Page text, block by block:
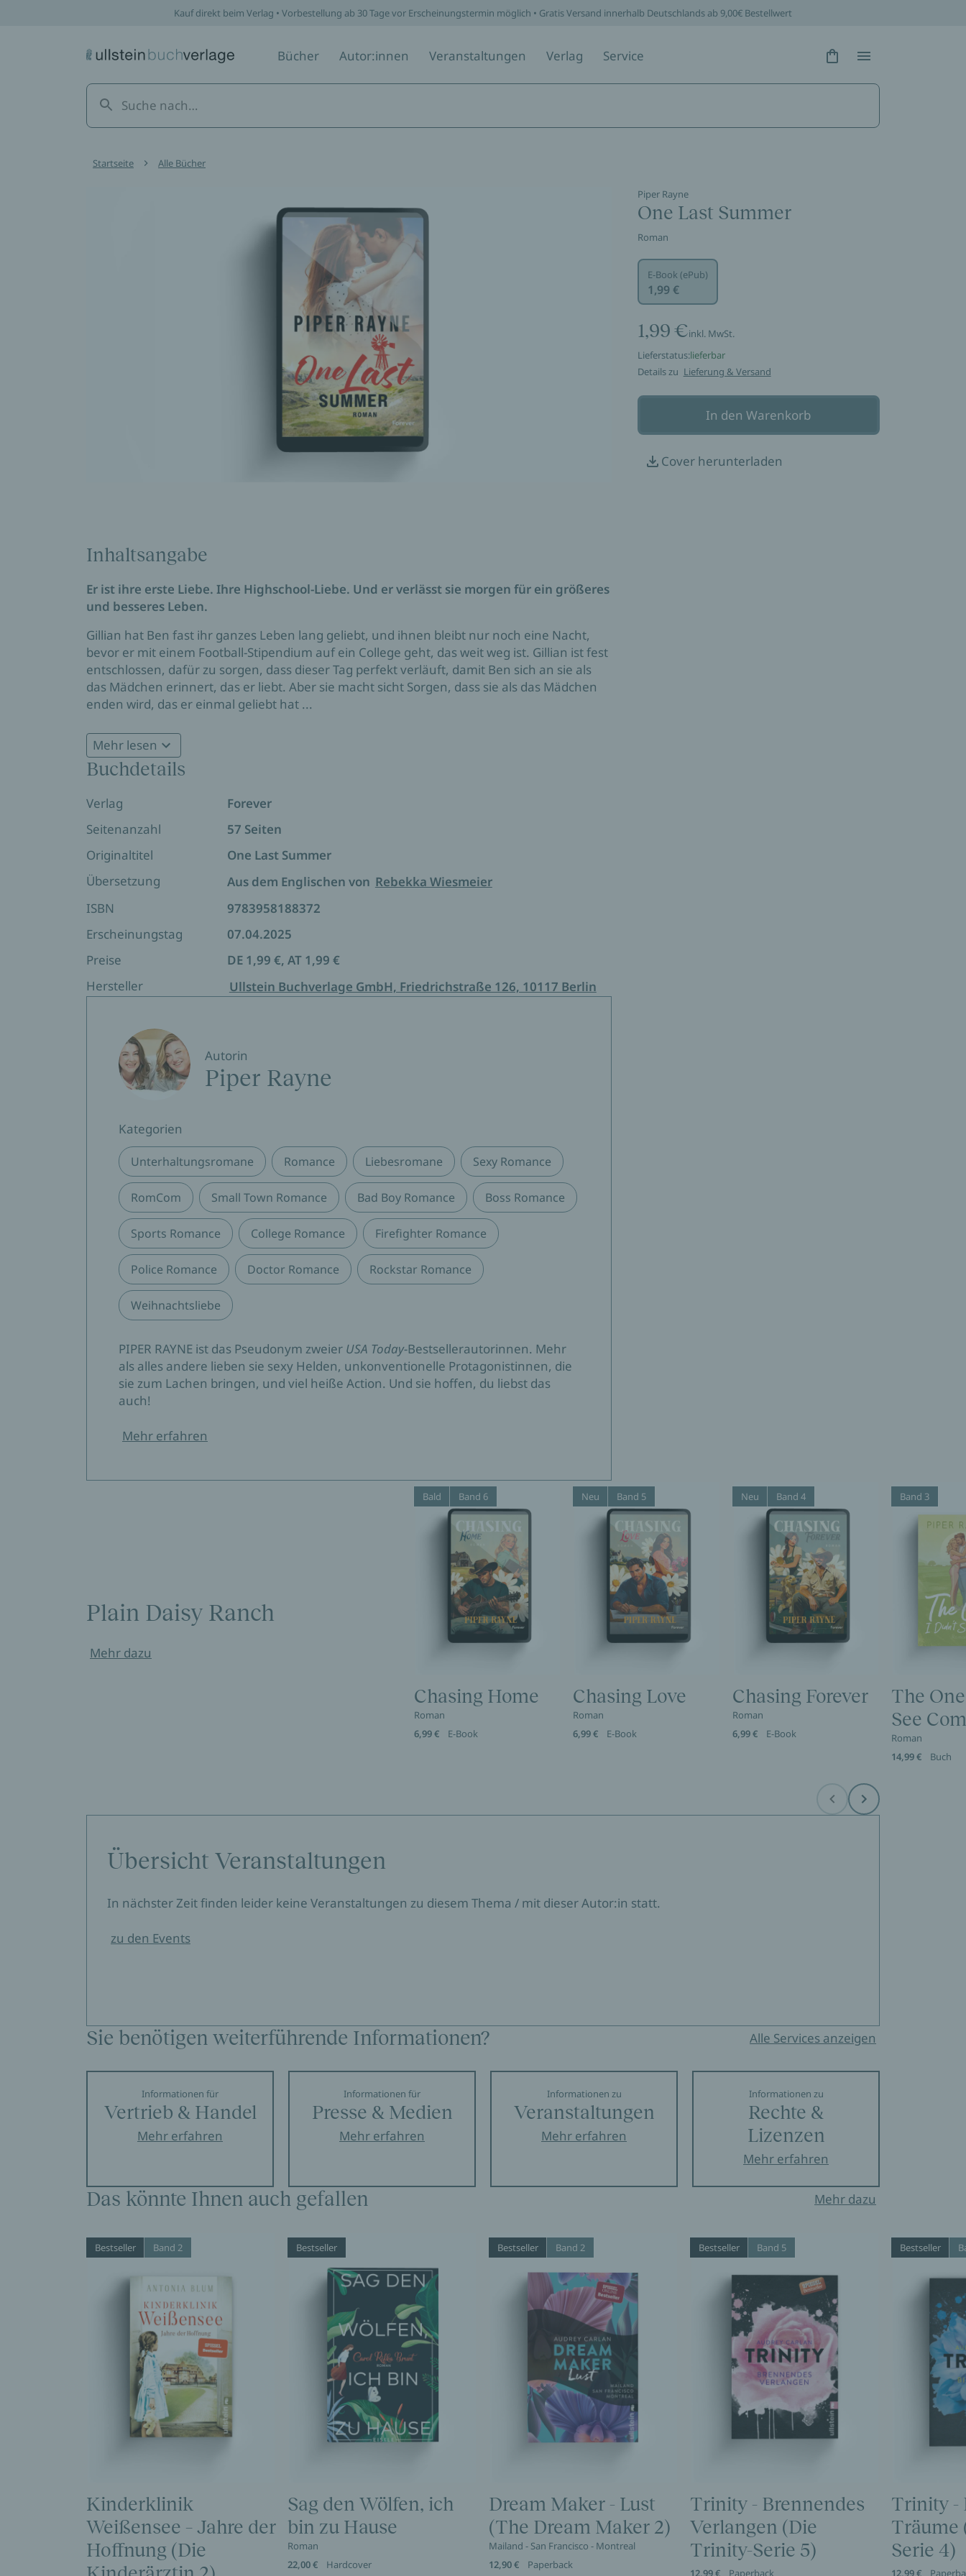
Kauf direkt beim Verlag • Vorbestellung ab 30 Tage vor Erscheinungstermin möglich • Gratis Versand innerhalb Deutschlands ab 9,00€ Bestellwert
Bücher Autor:innen Veranstaltungen Verlag Service Hidden Text
Hidden Text
Startseite Alle Bücher
Piper Rayne
One Last Summer
Roman
E-Book (ePub)
1,99 €
1,99 €inkl. MwSt.
Lieferstatus:lieferbar
Details zu Lieferung & Versand
In den Warenkorb
Cover herunterladen
Inhaltsangabe
Er ist ihre erste Liebe. Ihre Highschool-Liebe. Und er verlässt sie morgen für ein größeres
und besseres Leben.
Gillian hat Ben fast ihr ganzes Leben lang geliebt, und ihnen bleibt nur noch eine Nacht,
bevor er mit einem Football-Stipendium auf ein College geht, das weit weg ist. Gillian ist fest
entschlossen, dafür zu sorgen, dass dieser Tag perfekt verläuft, damit Ben sich an sie als
das Mädchen erinnert, das er liebt. Aber sie macht sicht Sorgen, dass sie als das Mädchen
enden wird, das er einmal geliebt hat ...
Das Prequel zu Band 1 der neuen
Rayne!
Band 0.5: One Last Summer
Band 1: The One I Left Behind
Band 2: The One I Stood Beside
Band 3: The One I Didn't See Coming
Mehr lesen
Buchdetails
Verlag
Forever
Seitenanzahl
57 Seiten
Originaltitel
One Last Summer
Übersetzung
Aus dem Englischen von Rebekka Wiesmeier
ISBN
9783958188372
Erscheinungstag
07.04.2025
Preise
DE 1,99 €, AT 1,99 €
Hersteller
Ullstein Buchverlage GmbH, Friedrichstraße 126, 10117 Berlin
Autorin
Piper Rayne
Kategorien
Unterhaltungsromane Romance Liebesromane Sexy Romance
RomCom Small Town Romance Bad Boy Romance Boss Romance
Sports Romance College Romance Firefighter Romance
Police Romance Doctor Romance Rockstar Romance
Weihnachtsliebe
PIPER RAYNE ist das Pseudonym zweier USA Today-Bestsellerautorinnen. Mehr
als alles andere lieben sie sexy Helden, unkonventionelle Protagonistinnen, die
sie zum Lachen bringen, und viel heiße Action. Und sie hoffen, du liebst das
auch!
Mehr erfahren
Plain Daisy Ranch
Mehr dazu
Bald Band 6
Chasing Home
Roman
6,99 €
E-Book
Neu Band 5
Chasing Love
Roman
6,99 €
E-Book
Neu Band 4
Chasing Forever
Roman
6,99 €
E-Book
Band 3
The
See
Roman
14,99 €
Buch
Before Next
Übersicht Veranstaltungen
In nächster Zeit finden leider keine Veranstaltungen zu diesem Thema / mit dieser Autor:in statt.
zu den Events
Sie benötigen weiterführende Informationen? Alle Services anzeigen
Informationen für
Vertrieb & Handel
Mehr erfahren
Informationen für
Presse & Medien
Mehr erfahren
Informationen zu
Veranstaltungen
Mehr erfahren
Informationen zu
Rechte &
Lizenzen
Mehr erfahren
Das könnte Ihnen auch gefallen Mehr dazu
Bestseller Band 2
Kinderklinik
Weißensee – Jahre der
Hoffnung (Die
Bestseller
Sag den Wölfen, ich
bin zu Hause
Roman
22,00 €
Hardcover
Bestseller Band 2
Dream Maker - Lust
(The Dream Maker 2)
Mailand - San Francisco - Montreal
12,90 €
Paperback
Bestseller Band 5
Trinity - Brennendes
Verlangen (Die
Trinity-Serie 5)
12,99 € Paperback
Bestseller
Trinity -
Träume
Serie 4)
12,99 €